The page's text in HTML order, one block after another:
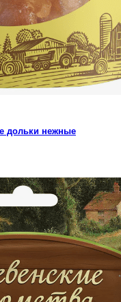
дольки нежные